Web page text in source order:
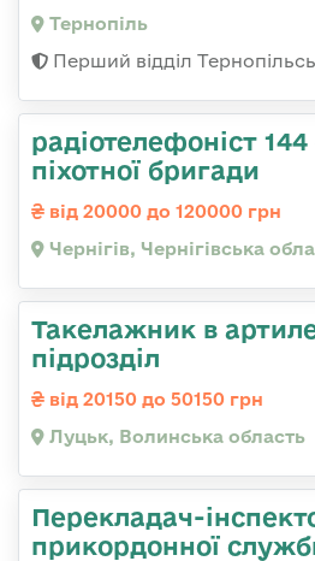
Тернопіль
Перший відділ
радіотелефоніст
піхотної бригади
від 20000 до 120000 грн
Чернігів, Чернігівська
Такелажник в
підрозділ
від 20150 до 50150 грн
Луцьк, Волинська область
Перекладач-
прикордонної